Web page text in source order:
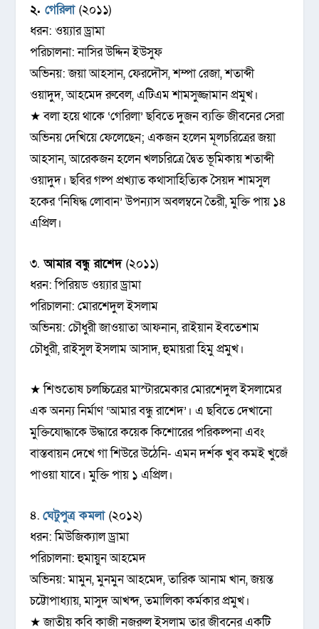
২.গেরিলা(২০১১)
ধরন: ওয়্যার ড্রামা
পরিচালনা: নাসির উদ্দিন ইউসুফ
অভিনয়: জয়া আহসান, ফেরদৌস, শম্পা রেজা, শতাব্দী
ওয়াদুদ, আহমেদ রুবেল, এটিএম শামসুজ্জামান প্রমুখ।
★ বলা হয়ে থাকে ‘গেরিলা’ ছবিতে দুজন ব্যক্তি জীবনের সেরা
অভিনয় দেখিয়ে ফেলেছেন; একজন হলেন মূলচরিত্রের জয়া
আহসান, আরেকজন হলেন খলচরিত্রে দ্বৈত ভূমিকায় শতাব্দী
ওয়াদুদ। ছবির গল্প প্রখ্যাত কথাসাহিত্যিক সৈয়দ শামসুল
হকের ‘নিষিদ্ধ লোবান’ উপন্যাস অবলম্বনে তৈরী, মুক্তি পায় ১৪
এপ্রিল।
৩. আমার বন্ধু রাশেদ(২০১১)
ধরন: পিরিয়ড ওয়্যার ড্রামা
পরিচালনা: মোরশেদুল ইসলাম
অভিনয়: চৌধুরী জাওয়াতা আফনান, রাইয়ান ইবতেশাম
চৌধুরী, রাইসুল ইসলাম আসাদ, হুমায়রা হিমু প্রমুখ।
★ শিশুতোষ চলচ্চিত্রের মাস্টারমেকার মোরশেদুল ইসলামের
এক অনন্য নির্মাণ ‘আমার বন্ধু রাশেদ’। এ ছবিতে দেখানো
মুক্তিযোদ্ধাকে উদ্ধারে কয়েক কিশোরের পরিকল্পনা এবং
বাস্তবায়ন দেখে গা শিউরে উঠেনি- এমন দর্শক খুব কমই খুজেঁ
পাওয়া যাবে। মুক্তি পায় ১ এপ্রিল।
৪.ঘেটুপুত্র কমলা(২০১২)
ধরন: মিউজিক্যাল ড্রামা
পরিচালনা: হুমায়ুন আহমেদ
অভিনয়: মামুন, মুনমুন আহমেদ, তারিক আনাম খান, জয়ন্ত
চট্টোপাধ্যায়, মাসুদ আখন্দ, তমালিকা কর্মকার প্রমুখ।
★ জাতীয় কবি কাজী নজরুল ইসলাম তার জীবনের একটি